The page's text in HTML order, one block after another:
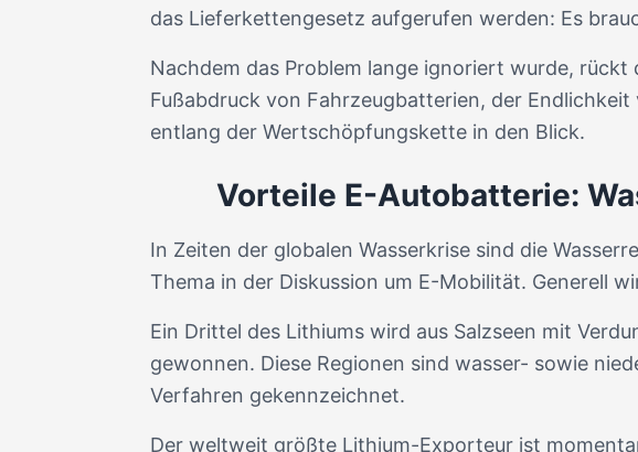
das Lieferkettengesetz aufgerufen werden: Es
Nachdem das Problem lange ignoriert wurde,
Fußabdruck von Fahrzeugbatterien, der
entlang der Wertschöpfungskette in den Blick.
Vorteile E-Autobatterie:
In Zeiten der globalen Wasserkrise sind die
Thema in der Diskussion um E-Mobilität. Generell
Ein Drittel des Lithiums wird aus Salzseen mit
gewonnen. Diese Regionen sind wasser- sowie
Verfahren gekennzeichnet.
Der weltweit größte Lithium-Exporteur ist